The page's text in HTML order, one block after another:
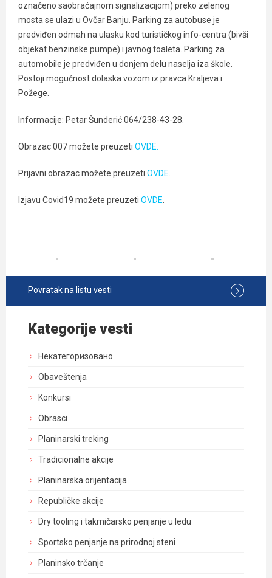
označeno saobraćajnom signalizacijom) preko zelenog
mosta se ulazi u Ovčar Banju. Parking za autobuse je
predviđen odmah na ulasku kod turističkog info-centra (bivši
objekat benzinske pumpe) i javnog toaleta. Parking za
automobile je predviđen u donjem delu naselja iza škole.
Postoji mogućnost dolaska vozom iz pravca Kraljeva i
Požege.
Informacije: Petar Šunderić 064/238-43-28.
Obrazac 007 možete preuzeti OVDE.
Prijavni obrazac možete preuzeti OVDE
Izjavu Covid19 možete preuzeti OVDE
Povratak na listu vesti
Kategorije vesti
Некатегоризовано
Obaveštenja
Konkursi
Obrasci
Planinarski treking
Tradicionalne akcije
Planinarska orijentacija
Republičke akcije
Dry tooling i takmičarsko penjanje u ledu
Sportsko penjanje na prirodnoj steni
Planinsko trčanje